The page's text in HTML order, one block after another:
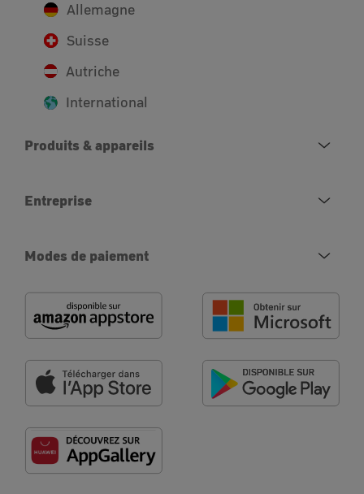
Allemagne
Suisse
Autriche
International
Produits & appareils
Entreprise
Modes de paiement